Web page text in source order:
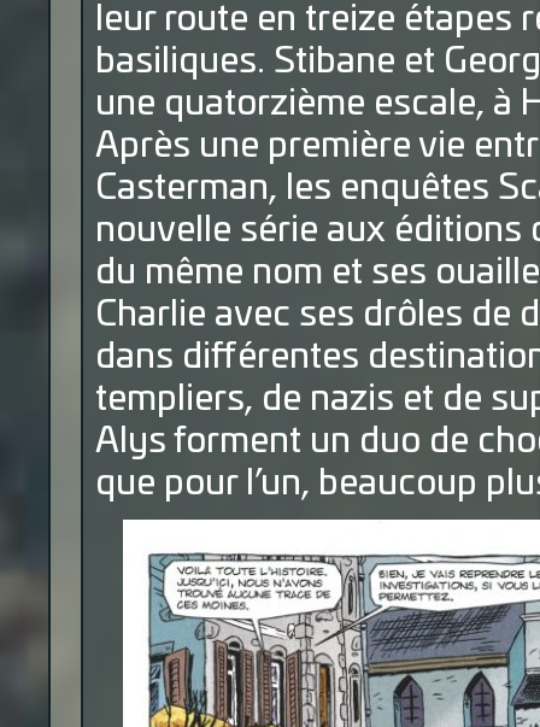
leur route en treize étapes
basiliques. Stibane et
une quatorzième escale, à
Après une première vie
Casterman, les enquêtes
nouvelle série aux éditions
du même nom et ses
Charlie avec ses drôles de
dans différentes
templiers, de nazis et de
Alys forment un duo de
que pour l’un, beaucoup